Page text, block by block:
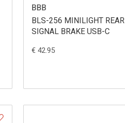
BBB
BLS-256 MINILIGHT REAR
SIGNAL BRAKE USB-C
€ 42.95